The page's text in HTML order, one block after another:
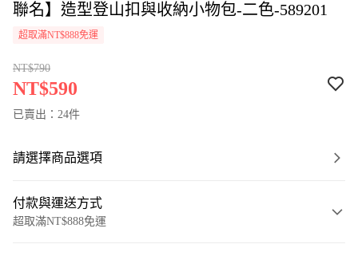
聯名】造型登山扣與收納小物包-二色-589201
超取滿NT$888免運
NT$790
NT$590
已賣出：24件
請選擇商品選項
付款與運送方式
超取滿NT$888免運